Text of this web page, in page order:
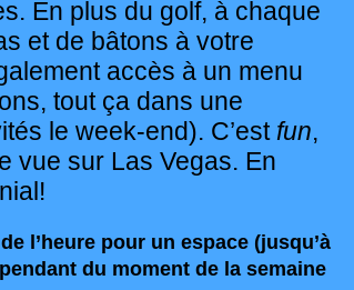
En plus du golf, à chaque
et de bâtons à votre
accès à un menu
tout ça dans une
le week-end). C’est fun,
vue sur Las Vegas. En
l’heure pour un espace (jusqu’à
du moment de la semaine